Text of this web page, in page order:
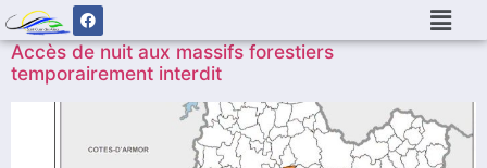
Accès de nuit aux massifs forestiers
temporairement interdit